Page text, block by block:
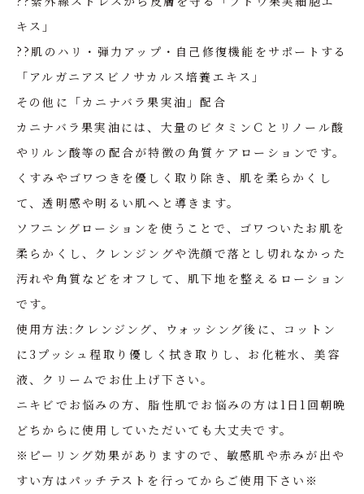
キス」
??肌のハリ・弾力アップ・自己修復機能をサポートする
「アルガニアスビノサカルス培養エキス」
その他に「カニナバラ果実油」配合
カニナバラ果実油には、大量のビタミンＣとリノール酸
やリルン酸等の配合が特徴の角質ケアローションです。
くすみやゴワつきを優しく取り除き、肌を柔らかくし
て、透明感や明るい肌へと導きます。
ソフニングローションを使うことで、ゴワついたお肌を
柔らかくし、クレンジングや洗顔で落とし切れなかった
汚れや角質などをオフして、肌下地を整えるローション
です。
使用方法:クレンジング、ウォッシング後に、コットン
に3プッシュ程取り優しく拭き取りし、お化粧水、美容
液、クリームでお仕上げ下さい。
ニキビでお悩みの方、脂性肌でお悩みの方は1日1回朝晩
どちからに使用していただいても大丈夫です。
※ピーリング効果がありますので、敏感肌や赤みが出や
すい方はパッチテストを行ってからご使用下さい※